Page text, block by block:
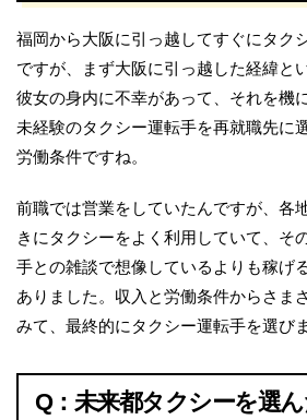
福岡から大阪に引っ越してすぐにタク
ですが、まず大阪に引っ越した経緯と
彼女の身内に不幸があって、それを機
未経験のタクシー運転手を再就職先に
労働条件ですね。
前職では営業をしていたんですが、各
きにタクシーをよく利用していて、そ
手との雑談で想像しているよりも稼げ
ありました。収入と労働条件からさま
みて、最終的にタクシー運転手を選び
Q：未来都タクシーを選